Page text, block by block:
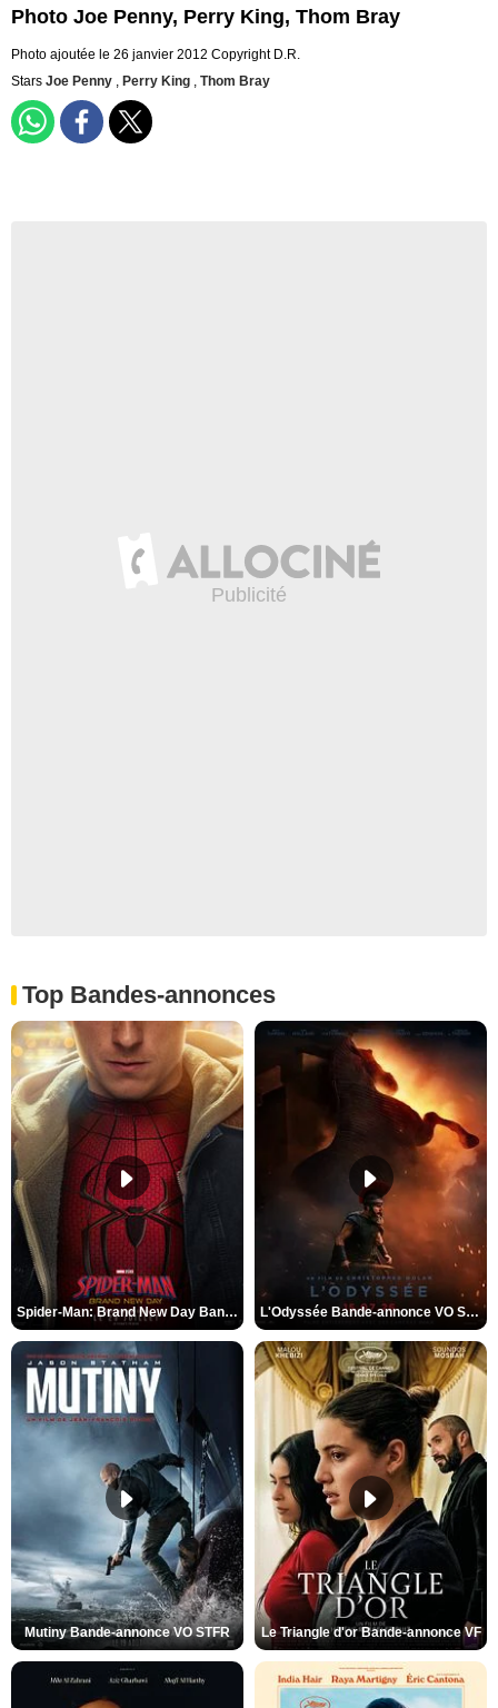
Photo Joe Penny, Perry King, Thom Bray
Photo ajoutée le 26 janvier 2012 Copyright D.R.
Stars Joe Penny , Perry King , Thom Bray
Top Bandes-annonces
Spider-Man: Brand New Day Bande-annonce VO STFR L'Odyssée Bande-annonce VO STFR
Mutiny Bande-annonce VO STFR Le Triangle d'or Bande-annonce VF